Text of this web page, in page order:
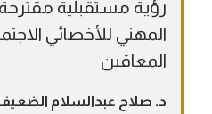
رؤية مستقبلية
المهني للأخصائي
المعاقين
د. صلاح عبدالسلام